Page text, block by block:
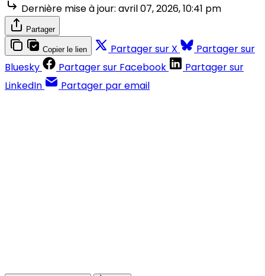
Dernière mise à jour: avril 07, 2026, 10:41 pm
Partager
Copier le lien Partager sur X
Partager sur
Bluesky
Partager sur Facebook
Partager sur
LinkedIn
Partager par email